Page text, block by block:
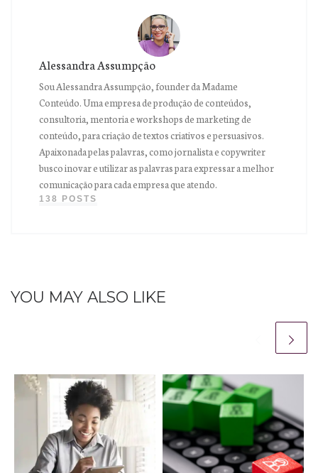
Alessandra Assumpção
Sou Alessandra Assumpção, founder da Madame
Conteúdo. Uma empresa de produção de conteúdos,
consultoria, mentoria e workshops de marketing de
conteúdo, para criação de textos criativos e persuasivos.
Apaixonada pelas palavras, como jornalista e copywriter
busco inovar e utilizar as palavras para expressar a melhor
comunicação para cada empresa que atendo.
138 POSTS
YOU MAY ALSO LIKE